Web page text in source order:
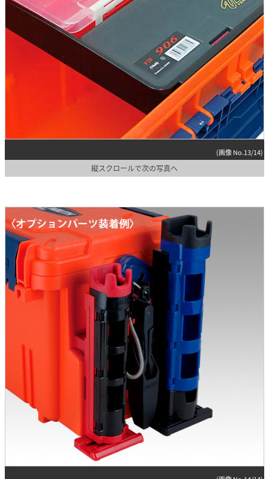
(画像 No.13/14)
縦スクロールで次の写真へ